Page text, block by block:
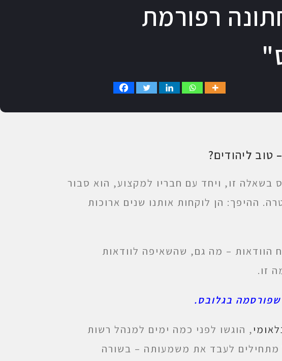
רפורמת
טוב ליהודים?
בשאלה זו, ויחד עם חבריו למקצוע, הוא סבור
ההיפך: הן לוקחות אותנו שנים ארוכות
הוודאות – מה גם, שהשאיפה לוודאות
זו.
בגלובס.
, הוגשו לפני כמה ימים למנהל רשות
לעבד את משמעותה – בשורה